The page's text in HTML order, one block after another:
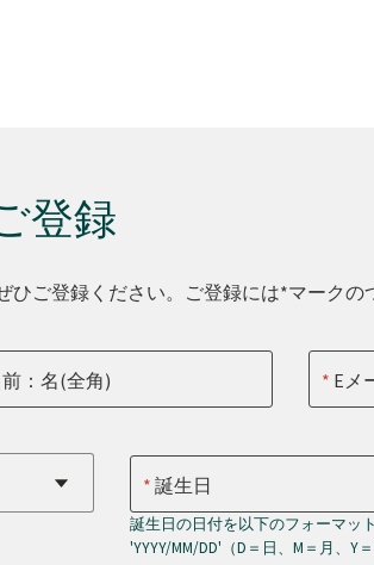
登録
ご登録ください。ご登録には*マークの
：名(全角) Eメ
誕生日
誕生日の日付を以下のフォーマッ
'YYYY/MM/DD'（D＝日、M＝月、Y＝